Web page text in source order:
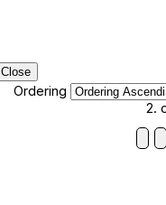
Close
Ordering
2.